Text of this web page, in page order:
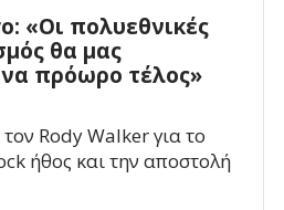
«Οι πολυεθνικές
θα μας
πρόωρο τέλος»
Rody Walker για το
ήθος και την αποστολή